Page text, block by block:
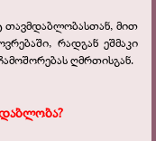
თავმდაბლობასთან, მით
რადგან ეშმაკი
ღმრთისგან.